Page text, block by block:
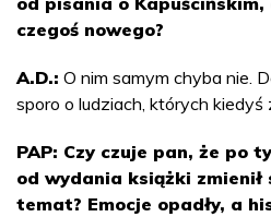
czegoś nowego?
A.D.: O nim samym chyba nie.
sporo o ludziach, których kiedyś
PAP: Czy czuje pan, że po
od wydania książki zmienił
temat? Emocje opadły, a